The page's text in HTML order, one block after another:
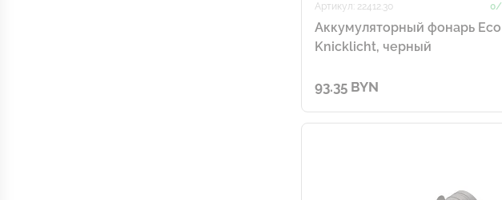
Артикул: 22412.30 0/
Аккумуляторный фонарь Eco
Knicklicht, черный
93.35 BYN